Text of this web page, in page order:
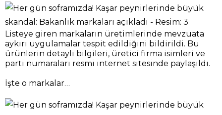
Listeye giren markaların üretimlerinde mevzuata
aykırı uygulamalar tespit edildiğini bildirildi. Bu
ürünlerin detaylı bilgileri, üretici firma isimleri ve
parti numaraları resmi internet sitesinde paylaşıldı.
İşte o markalar…